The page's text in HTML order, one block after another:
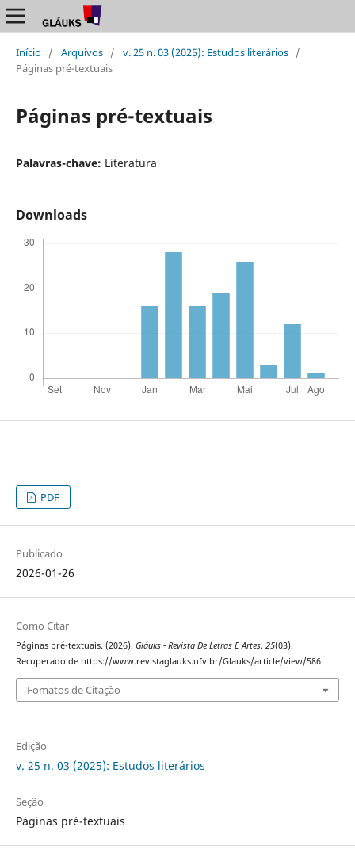
Início / Arquivos / v. 25 n. 03 (2025): Estudos literários /
Páginas pré-textuais
Páginas pré-textuais
Palavras-chave: Literatura
Downloads
PDF
Publicado
2026-01-26
Como Citar
Páginas pré-textuais. (2026). Gláuks - Revista De Letras E Artes, 25(03).
Recuperado de https://www.revistaglauks.ufv.br/Glauks/article/view/586
Fomatos de Citação
Edição
v. 25 n. 03 (2025): Estudos literários
Seção
Páginas pré-textuais